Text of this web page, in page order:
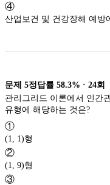
④
산업보건 및 건강장해 예방
문제 5정답률 58.3% · 24회
관리그리드 이론에서 인간
유형에 해당하는 것은?
①
(1, 1)형
②
(1, 9)형
③